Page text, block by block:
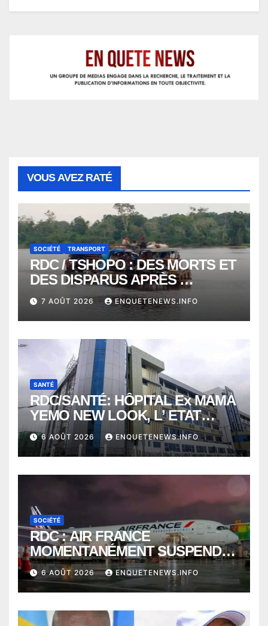
VOUS AVEZ RATÉ
SOCIÉTÉ TRANSPORT
RDC / TSHOPO : DES MORTS ET
DES DISPARUS APRÈS
NAUFRAGE D’UNE BALEINIERE
À QUELQUES KILOMÈTRES DE
KISANGANI
7 AOÛT 2026 ENQUETENEWS.INFO
SANTÉ
RDC/SANTÉ: HÔPITAL Ex MAMA
YEMO NEW LOOK, L’ ETAT
PERD LE CONTROLE
6 AOÛT 2026 ENQUETENEWS.INFO
SOCIÉTÉ
RDC : AIR FRANCE
MOMENTANÉMENT SUSPENDU
ENTRE KINSHASA ET PARIS ?
6 AOÛT 2026 ENQUETENEWS.INFO